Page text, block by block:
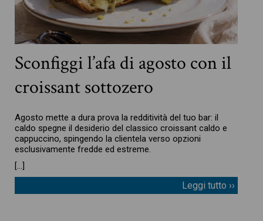
Sconfiggi l’afa di agosto con il
croissant sottozero
Agosto mette a dura prova la redditività del tuo bar: il
caldo spegne il desiderio del classico croissant caldo e
cappuccino, spingendo la clientela verso opzioni
esclusivamente fredde ed estreme.
[…]
Leggi tutto ››